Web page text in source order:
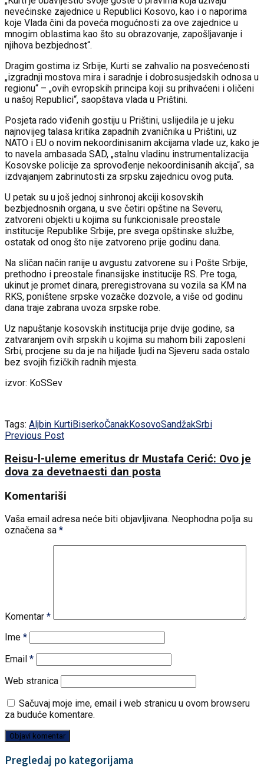
nevećinske zajednice u Republici Kosovo, kao i o naporima
koje Vlada čini da poveća mogućnosti za ove zajednice u
mnogim oblastima kao što su obrazovanje, zapošljavanje i
njihova bezbjednost“.
Dragim gostima iz Srbije, Kurti se zahvalio na posvećenosti
„izgradnji mostova mira i saradnje i dobrosusjedskih odnosa u
regionu“ – „ovih evropskih principa koji su prihvaćeni i oličeni
u našoj Republici“, saopštava vlada u Prištini.
Posjeta rado viđenih gostiju u Prištini, uslijedila je u jeku
najnovijeg talasa kritika zapadnih zvaničnika u Prištini, uz
NATO i EU o novim nekoordinisanim akcijama vlade uz, kako je
to navela ambasada SAD, „stalnu vladinu instrumentalizacija
Kosovske policije za sprovođenje nekoordinisanih akcija“, sa
izdvajanjem zabrinutosti za srpsku zajednicu ovog puta.
U petak su u još jednoj sinhronoj akciji kosovskih
bezbjednosnih organa, u sve četiri opštine na Severu,
zatvoreni objekti u kojima su funkcionisale preostale
institucije Republike Srbije, pre svega opštinske službe,
ostatak od onog što nije zatvoreno prije godinu dana.
Na sličan način ranije u avgustu zatvorene su i Pošte Srbije,
prethodno i preostale finansijske institucije RS. Pre toga,
ukinut je promet dinara, preregistrovana su vozila sa KM na
RKS, poništene srpske vozačke dozvole, a više od godinu
dana traje zabrana uvoza srpske robe.
Uz napuštanje kosovskih institucija prije dvije godine, sa
zatvaranjem ovih srpskih u kojima su mahom bili zaposleni
Srbi, procjene su da je na hiljade ljudi na Sjeveru sada ostalo
bez svojih fizičkih radnih mjesta.
izvor: KoSSev
Tags: Aljbin KurtiBiserkoČanakKosovoSandžakSrbi
Previous Post
Reisu-l-uleme emeritus dr Mustafa Cerić: Ovo je
dova za devetnaesti dan posta
Komentariši
Vaša email adresa neće biti objavljivana. Neophodna polja su
označena sa *
Komentar *
Ime *
Email *
Web stranica
Sačuvaj moje ime, email i web stranicu u ovom browseru
za buduće komentare.
Pregledaj po kategorijama